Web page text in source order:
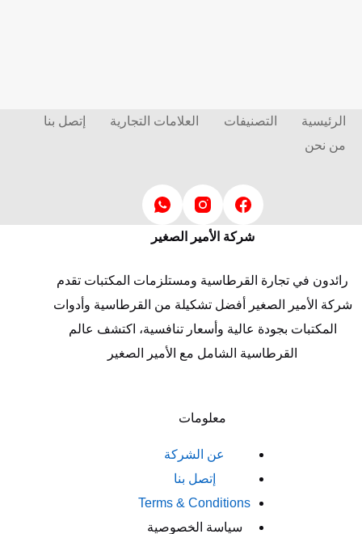
الرئيسية التصنيفات العلامات التجارية
إتصل بنا
من نحن
شركة الأمير الصغير
رائدون في تجارة القرطاسية ومستلزمات المكتبات تقدم
شركة الأمير الصغير أفضل تشكيلة من القرطاسية وأدوات
المكتبات بجودة عالية وأسعار تنافسية، اكتشف عالم
القرطاسية الشامل مع الأمير الصغير
معلومات
عن الشركة
إتصل بنا
Terms & Conditions
سياسة الخصوصية